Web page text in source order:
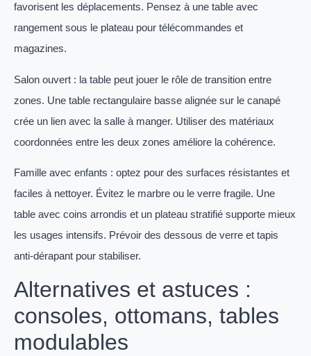
favorisent les déplacements. Pensez à une table avec
rangement sous le plateau pour télécommandes et
magazines.
Salon ouvert : la table peut jouer le rôle de transition entre
zones. Une table rectangulaire basse alignée sur le canapé
crée un lien avec la salle à manger. Utiliser des matériaux
coordonnées entre les deux zones améliore la cohérence.
Famille avec enfants : optez pour des surfaces résistantes et
faciles à nettoyer. Évitez le marbre ou le verre fragile. Une
table avec coins arrondis et un plateau stratifié supporte mieux
les usages intensifs. Prévoir des dessous de verre et tapis
anti-dérapant pour stabiliser.
Alternatives et astuces :
consoles, ottomans, tables
modulables